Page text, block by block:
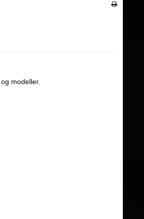
modeller.